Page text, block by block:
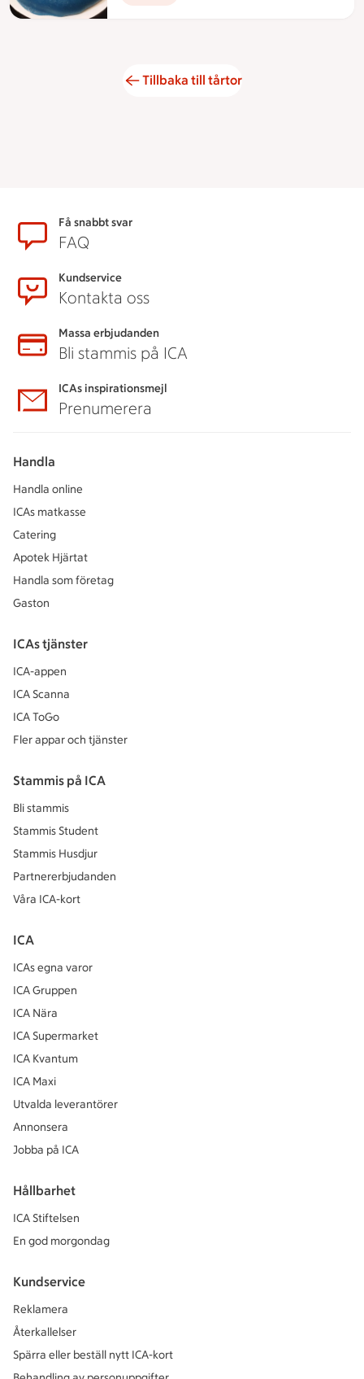
Tillbaka till tårtor
SidfotFå snabbt svar
FAQ
Kundservice
Kontakta oss
Massa erbjudanden
Bli stammis på ICA
ICAs inspirationsmejl
Prenumerera
Handla
Handla online
ICAs matkasse
Catering
Apotek Hjärtat
Handla som företag
Gaston
ICAs tjänster
ICA-appen
ICA Scanna
ICA ToGo
Fler appar och tjänster
Stammis på ICA
Bli stammis
Stammis Student
Stammis Husdjur
Partnererbjudanden
Våra ICA-kort
ICA
ICAs egna varor
ICA Gruppen
ICA Nära
ICA Supermarket
ICA Kvantum
ICA Maxi
Utvalda leverantörer
Annonsera
Jobba på ICA
Hållbarhet
ICA Stiftelsen
En god morgondag
Kundservice
Reklamera
Återkallelser
Spärra eller beställ nytt ICA-kort